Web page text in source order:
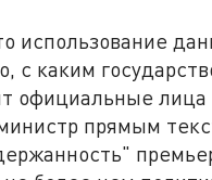
использование
с каким
официальные
прямым